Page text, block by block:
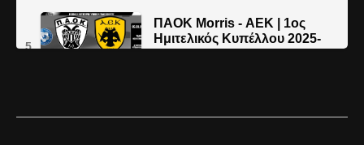
5
ΠΑΟΚ Morris - AEK | 1ος
Hμιτελικός Κυπέλλου 2025-